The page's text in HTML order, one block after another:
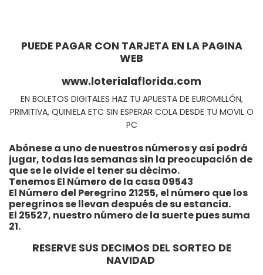
PUEDE PAGAR CON TARJETA EN LA PAGINA
WEB
www.loterialaflorida.com
EN BOLETOS DIGITALES HAZ TU APUESTA DE EUROMILLÓN,
PRIMITIVA, QUINIELA ETC SIN ESPERAR COLA DESDE TU MOVIL O
PC
Abónese a uno de nuestros números y así podrá
jugar, todas las semanas sin la preocupación de
que se le olvide el tener su décimo.
Tenemos El Número de la casa 09543
El Número del Peregrino 21255, el número que los
peregrinos se llevan después de su estancia.
El 25527, nuestro número de la suerte pues suma
21.
RESERVE SUS DECIMOS DEL SORTEO DE
NAVIDAD